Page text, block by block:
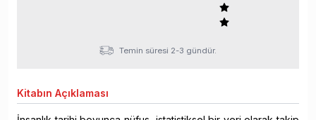
Temin süresi 2-3 gündür.
Kitabın Açıklaması